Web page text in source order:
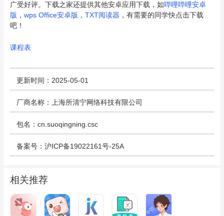
广受好评。下载之家还提供其他安卓应用下载，如哔哩哔哩安卓
版 ， wps Office安卓版 ， TXT阅读器 ，有需要的同学快点击下载
吧！
课程表
更新时间：2025-05-01
厂商名称：上海所清宁网络科技有限公司
包名：cn.suoqingning.csc
备案号：沪ICP备19022161号-25A
相关推荐